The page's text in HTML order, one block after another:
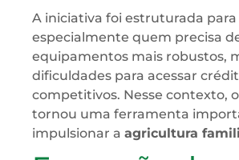
A iniciativa foi estruturada para
especialmente quem precisa
equipamentos mais robustos,
dificuldades para acessar
competitivos. Nesse contexto,
tornou uma ferramenta
impulsionar a agricultura